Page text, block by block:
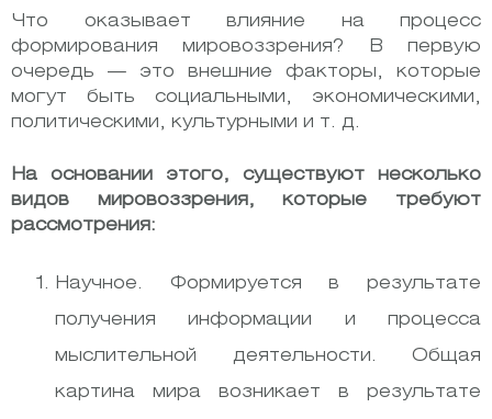
Что оказывает влияние на процесс
формирования мировоззрения? В первую
очередь — это внешние факторы, которые
могут быть социальными, экономическими,
политическими, культурными и т. д.
На основании этого, существуют несколько
видов мировоззрения, которые требуют
рассмотрения:
Научное. Формируется в результате
получения информации и процесса
мыслительной деятельности. Общая
картина мира возникает в результате